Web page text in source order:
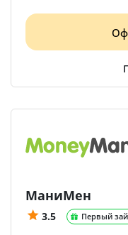
МаниМен
3.5 Первый